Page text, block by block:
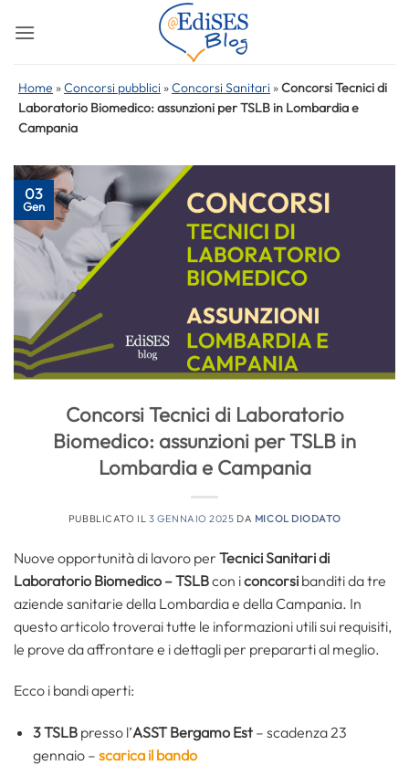
Home »Concorsi pubblici »Concorsi Sanitari »Concorsi Tecnici di
Laboratorio Biomedico: assunzioni per TSLB in Lombardia e
Campania
03
Gen
Concorsi Tecnici di Laboratorio
Biomedico: assunzioni per TSLB in
Lombardia e Campania
PUBBLICATO IL 3 GENNAIO 2025 DA MICOL DIODATO
Nuove opportunità di lavoro per Tecnici Sanitari di
Laboratorio Biomedico – TSLBcon iconcorsi banditi da tre
aziende sanitarie della Lombardia e della Campania. In
questo articolo troverai tutte le informazioni utili sui requisiti,
le prove da affrontare e i dettagli per prepararti al meglio.
Ecco i bandi aperti:
3 TSLBpresso l’ASST Bergamo Est– scadenza 23
gennaio – scarica il bando